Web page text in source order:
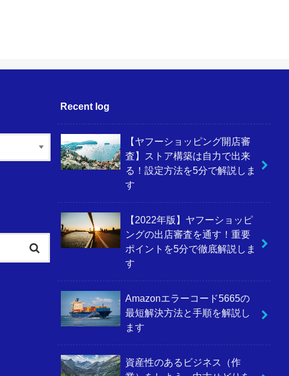
Recent log
【ヤフーショッピング開店審
査】ストア構築は自力で出来
る！設定方法を5分で解説しま
す
【2022年版】ヤフーショッピ
ングの出店審査を通す！重要
ポイントを5分で徹底解説しま
す
Amazonエラーコード5665の
最短解決方法と手順を解説し
ます
資産性のあるビジネス（作